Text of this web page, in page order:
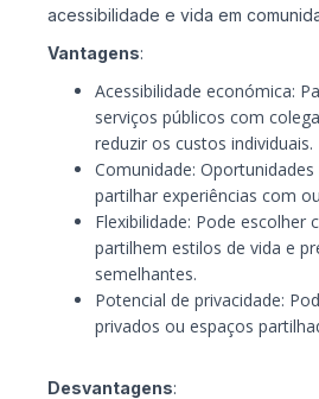
acessibilidade e vida em
Vantagens:
Acessibilidade económica:
serviços públicos com
reduzir os custos individuais.
Comunidade:
partilhar experiências com
Flexibilidade: Pode escolher
partilhem estilos de vida e
semelhantes.
Potencial de privacidade:
privados ou espaços
Desvantagens: